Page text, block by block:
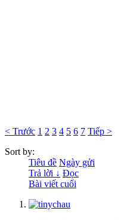
< Trước 1 2 3 4 5 6 7 Tiếp >
Sort by:
Tiêu đề Ngày gửi
Trả lời ↓ Đọc
Bài viết cuối